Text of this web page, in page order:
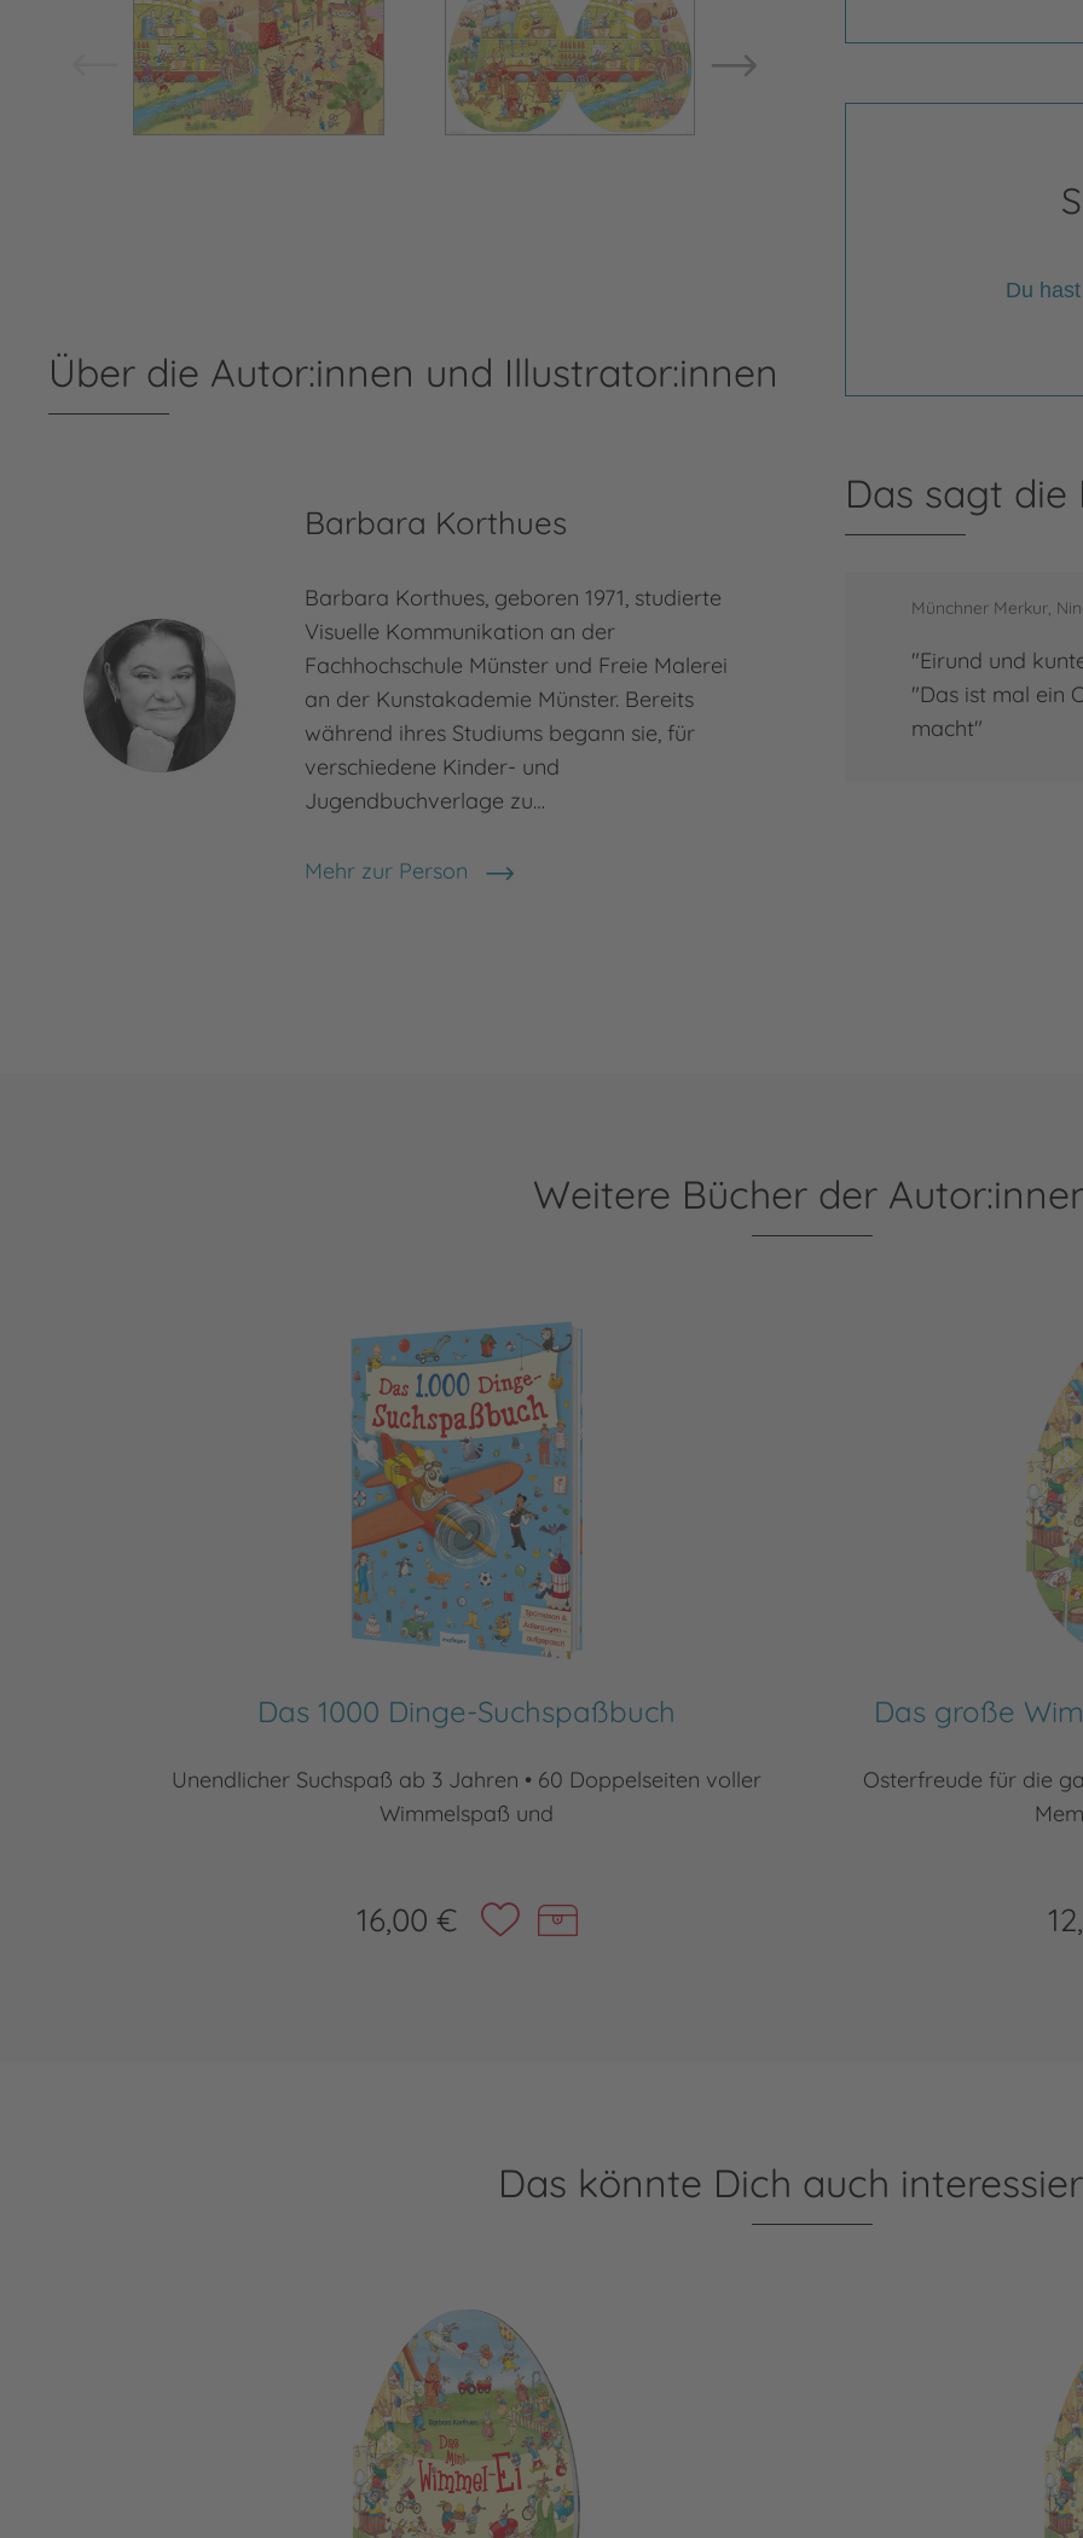
Du
Über die Autor:innen und Illustrator:innen
Barbara Korthues
Barbara Korthues, geboren 1971, studierte
Visuelle Kommunikation an der
Fachhochschule Münster und Freie Malerei
an der Kunstakademie Münster. Bereits
während ihres Studiums begann sie, für
verschiedene Kinder- und
Jugendbuchverlage zu…
Mehr zur Person
Barbara Korthues
Das sagt die
Münchner Merkur,
"Eirund und
"Das ist mal ein
macht"
Weitere Bücher der
Das 1000 Dinge-Suchspaßbuch
Unendlicher Suchspaß ab 3 Jahren • 60 Doppelseiten voller
Wimmelspaß und
16,00 €
Das große
Osterfreude für die
Das könnte Dich auch
Das Puzzle-Wimmel-Ei